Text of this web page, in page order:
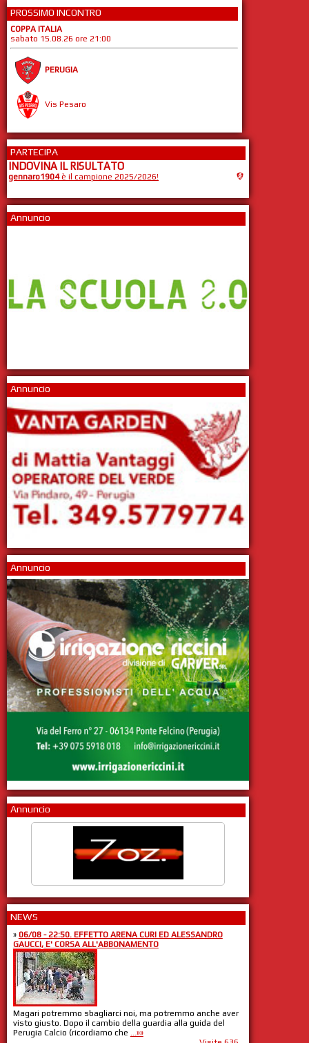
PROSSIMO INCONTRO
COPPA ITALIA
sabato 15.08.26 ore 21:00
PERUGIA
Vis Pesaro
PARTECIPA
INDOVINA IL RISULTATO
gennaro1904è il campione 2025/2026!
Annuncio
Annuncio
Annuncio
Annuncio
NEWS
» 06/08 - 22:50. EFFETTO ARENA CURI ED ALESSANDRO
GAUCCI, E' CORSA ALL'ABBONAMENTO
Magari potremmo sbagliarci noi, ma potremmo anche aver
visto giusto. Dopo il cambio della guardia alla guida del
Perugia Calcio (ricordiamo che ...»»